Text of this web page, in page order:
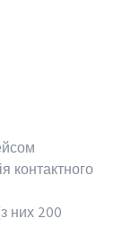
контактного
них 200